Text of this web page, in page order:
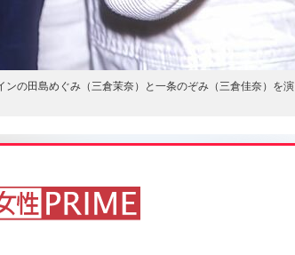
ンの田島めぐみ（三倉茉奈）と一条のぞみ（三倉佳奈）を演